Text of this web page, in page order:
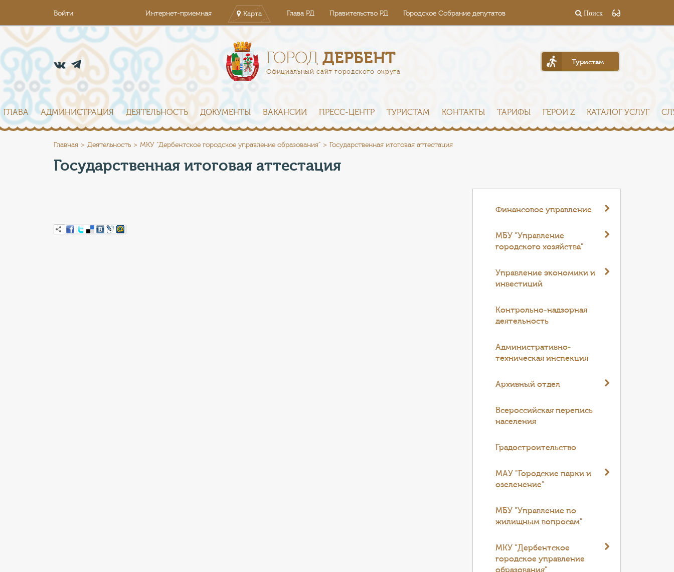
Войти Интернет-приемная Карта Глава РД Правительство РД Городское Собрание депутатов Поиск
ГОРОДДЕРБЕНТ
Официальный сайт городского округа
Туристам
ГЛАВА АДМИНИСТРАЦИЯ ДЕЯТЕЛЬНОСТЬ ДОКУМЕНТЫ ВАКАНСИИ ПРЕСС-ЦЕНТР ТУРИСТАМ КОНТАКТЫ ТАРИФЫ ГЕРОИ Z КАТАЛОГ УСЛУГ
Главная Деятельность МКУ "Дербентское городское управление образования" Государственная итоговая аттестация
Государственная итоговая аттестация
Финансовое управление
МБУ "Управление
городского хозяйства"
Управление экономики и
инвестиций
Контрольно-надзорная
деятельность
Административно-
техническая инспекция
Архивный отдел
Всероссийская перепись
населения
Градостроительство
МАУ "Городские парки и
озеленение"
МБУ "Управление по
жилищным вопросам"
МКУ "Дербентское
городское управление
образования"